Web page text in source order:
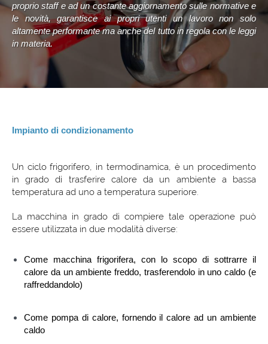
proprio staff e ad un costante aggiornamento sulle normative e
le novità, garantisce ai propri utenti un lavoro non solo
altamente performante ma anche del tutto in regola con le leggi
in materia.
Impianto di condizionamento
Un ciclo frigorifero, in termodinamica, è un procedimento
in grado di trasferire calore da un ambiente a bassa
temperatura ad uno a temperatura superiore.
La macchina in grado di compiere tale operazione può
essere utilizzata in due modalità diverse:
Come macchina frigorifera, con lo scopo di sottrarre il
calore da un ambiente freddo, trasferendolo in uno caldo (e
raffreddandolo)
Come pompa di calore, fornendo il calore ad un ambiente
caldo